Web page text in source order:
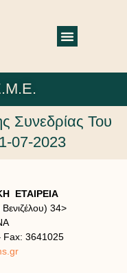
Του
07-2023
ΕΤΑΙΡΕΙΑ
34>
Fax: 3641025